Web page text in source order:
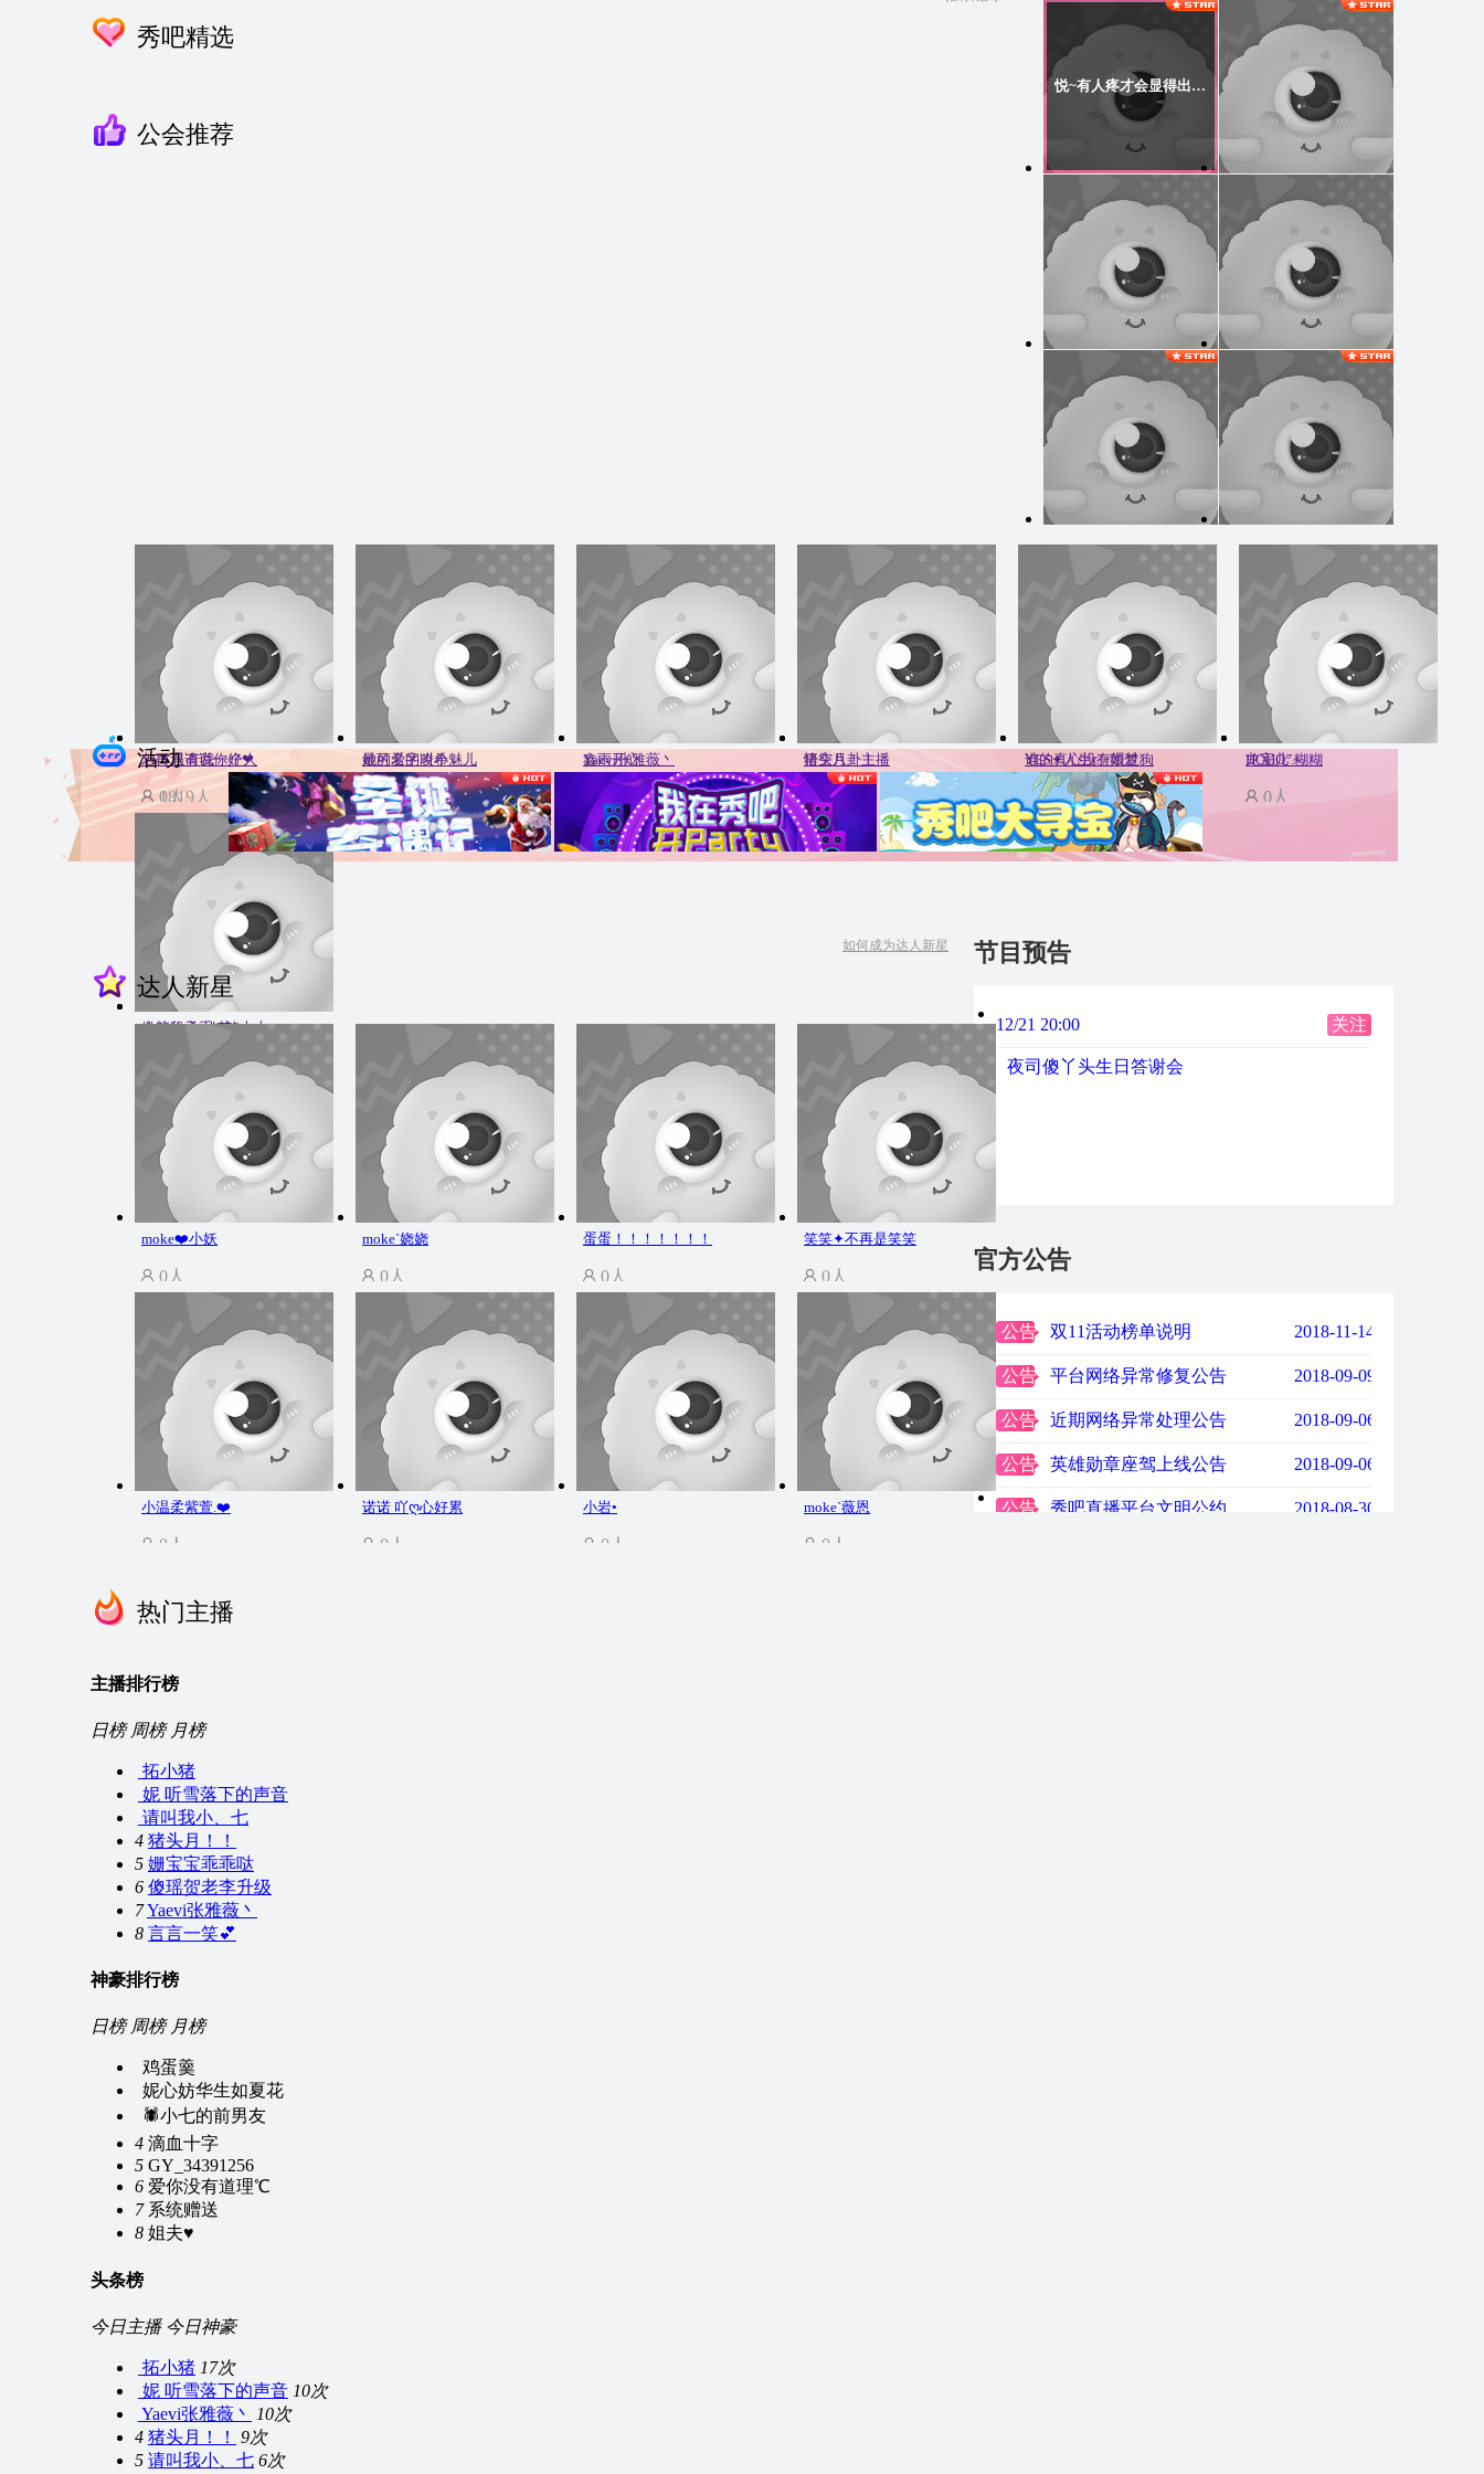
悦~有人疼才会显得出众！
秀吧星计划
秀吧精选
若再遇请说你好❤
1819人
她的名字叫小魅儿
0人
Yaevi张雅薇丶
0人
猪头月！！
0人
谁的真心没有喂过狗
0人
HOHO°.糊糊
0人
全能段子手❤铭大大
公会推荐
YES 只有我一个人
0人
最可爱的凌希
0人
鑫雨开心
0人
悟空八卦主播
0人
YES✦人生👉如梦没人疼
0人
龙宝儿`~
0人
姚动你心-姚芯
活动
达人新星
如何成为达人新星
moke❤️小妖
0人
moke`娆娆
0人
蛋蛋！！！！！！！
0人
笑笑✦不再是笑笑
0人
小温柔紫萱.❤️
0人
诺诺 吖ღ心好累
0人
小岩•
0人
moke`薇恩
0人
朦胧休息
0人
节目预告
12/21 20:00
夜司傻丫头生日答谢会
关注
官方公告
公告 双11活动榜单说明 2018-11-14 17:26:10.59
公告 平台网络异常修复公告 2018-09-09 22:43:08.203
公告 近期网络异常处理公告 2018-09-06 16:45:56.52
公告 英雄勋章座驾上线公告 2018-09-06 14:39:32.27
公告 秀吧直播平台文明公约 2018-08-30 18:40:44.1
热门主播
主播排行榜
日榜 周榜 月榜
拓小猪
妮 听雪落下的声音
请叫我小、七
4 猪头月！！
5 姗宝宝乖乖哒
6 傻瑶贺老李升级
7Yaevi张雅薇丶
8 言言一笑💕
神豪排行榜
日榜 周榜 月榜
鸡蛋羹
妮心妨华生如夏花
🕷小七的前男友
4 滴血十字
5 GY_34391256
6 爱你没有道理℃
7 系统赠送
8 姐夫♥
头条榜
今日主播 今日神豪
拓小猪 17次
妮 听雪落下的声音 10次
Yaevi张雅薇丶
10次
4 猪头月！！
9次
5 请叫我小、七 6次